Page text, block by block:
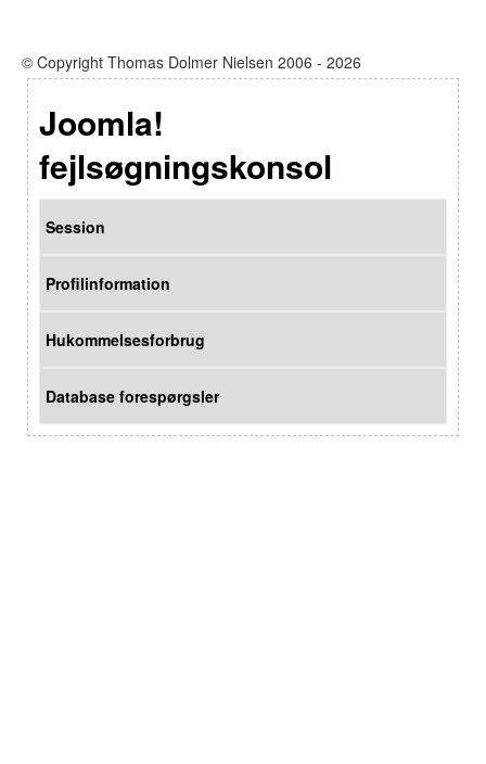
© Copyright Thomas Dolmer Nielsen 2006 - 2026
Joomla!
fejlsøgningskonsol
Session
Profilinformation
Hukommelsesforbrug
Database forespørgsler